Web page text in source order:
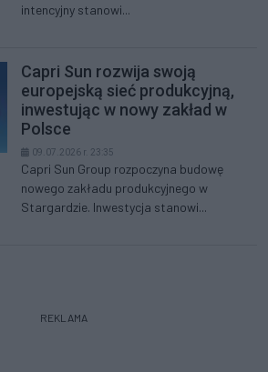
intencyjny stanowi...
Capri Sun rozwija swoją
europejską sieć produkcyjną,
inwestując w nowy zakład w
Polsce
09.07.2026 r. 23:35
Capri Sun Group rozpoczyna budowę
nowego zakładu produkcyjnego w
Stargardzie. Inwestycja stanowi...
REKLAMA